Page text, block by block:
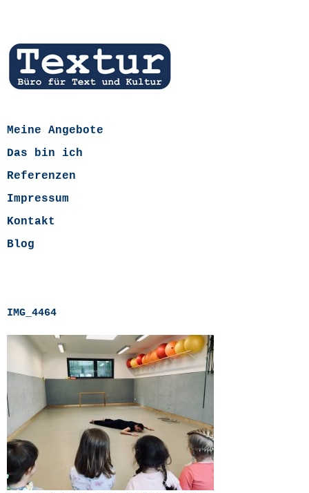
Meine Angebote
Das bin ich
Referenzen
Impressum
Kontakt
Blog
IMG_4464